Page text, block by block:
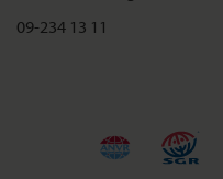
09-234 13 11